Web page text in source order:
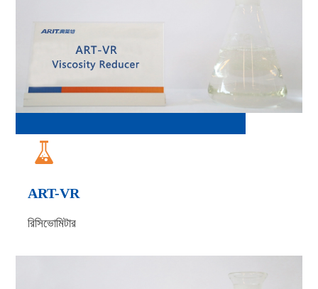

ART-VR
রিসিভোমিটার